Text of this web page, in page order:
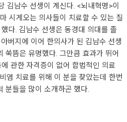
김남수 선생이 계신다. <뇌내혁명>이
시게오는 의사들이 치료할 수 있는 질
다. 김남수 선생은 동경대 의대를 졸
버지에 이어 한의사가 된 김남수 선생
쑥뜸은 유명했다. 그만큼 효과가 뛰어
관한 자격증이 없어 합법적인 의료
염 치료를 위해 이 분을 찾았는데 한번
분들을 많이 소개하곤 했다.